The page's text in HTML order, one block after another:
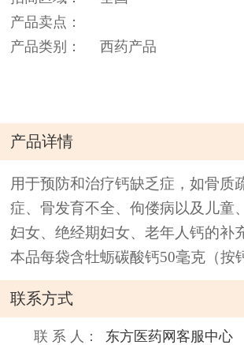
产品卖点：
产品类别：
西药产品
产品详情
用于预防和治疗钙缺乏症，如骨质
症、骨发育不全、佝偻病以及儿童
妇女、绝经期妇女、老年人钙的补
本品每袋含牡蛎碳酸钙50毫克（按
联系方式
联 系 人： 东方医药网客服中心